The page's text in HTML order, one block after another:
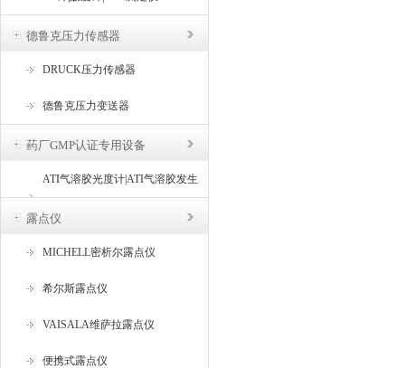
德鲁克压力传感器
DRUCK压力传感器
德鲁克压力变送器
药厂GMP认证专用设备
ATI气溶胶光度计|ATI气溶胶发生
器
露点仪
MICHELL密析尔露点仪
希尔斯露点仪
VAISALA维萨拉露点仪
便携式露点仪